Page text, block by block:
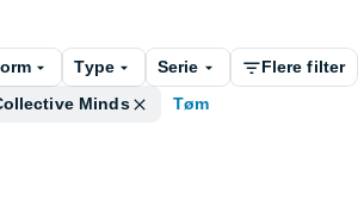
Type Serie
Flere filter
Minds Tøm